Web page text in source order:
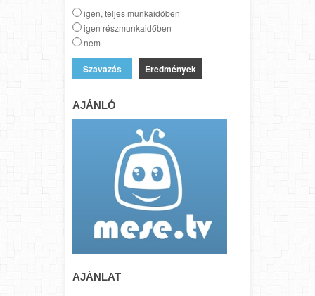
igen, teljes munkaidőben
igen részmunkaidőben
nem
Eredmények
AJÁNLÓ
AJÁNLAT